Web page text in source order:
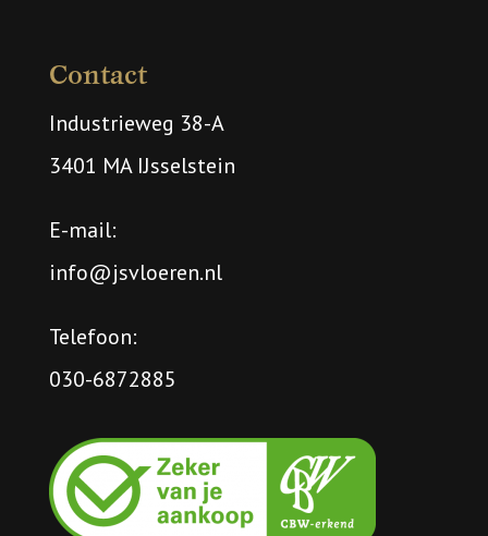
Contact
Industrieweg 38-A
3401 MA IJsselstein
E-mail:
info@jsvloeren.nl
Telefoon:
030-6872885